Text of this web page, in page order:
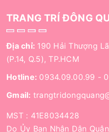
TRANG TRÍ ĐÔNG
Địa chỉ: 190 Hải Thượng
(P.14, Q.5), TP.HCM
Hotline: 0934.09.00.99 -
Gmail:
MST : 41E8034428
Do Ủy Ban Nhân Dân